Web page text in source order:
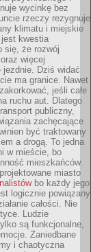
wycinkę bez
rzeczy rezygnuje
klimatu i miejskie
kwestia
się, że rozwój
więcej
Dziś widać
ma granice. Nawet
jeśli całe
ruchu aut. Dlatego
publiczny,
zachęcające
być traktowany
a drogą. To jedna
w mieście, bo
mieszkańców.
miasto
bo każdy jego
logicznie powiązany
całości. Nie
Ludzie
są funkcjonalne,
Zaniedbane
i chaotyczna